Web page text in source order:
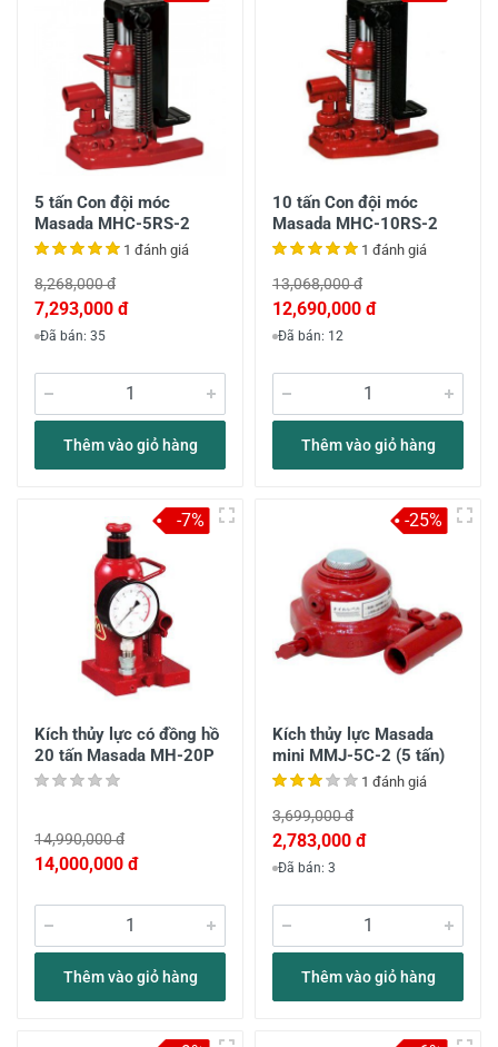
5 tấn Con đội móc
Masada MHC-5RS-2
1 đánh giá
8,268,000 đ
7,293,000 đ
Đã bán: 35
Thêm vào giỏ hàng
10 tấn Con đội móc
Masada MHC-10RS-2
1 đánh giá
13,068,000 đ
12,690,000 đ
Đã bán: 12
Thêm vào giỏ hàng
Kích thủy lực có đồng hồ
20 tấn Masada MH-20P
14,990,000 đ
14,000,000 đ
Thêm vào giỏ hàng
-7%
Kích thủy lực Masada
mini MMJ-5C-2 (5 tấn)
1 đánh giá
3,699,000 đ
2,783,000 đ
Đã bán: 3
Thêm vào giỏ hàng
-25%